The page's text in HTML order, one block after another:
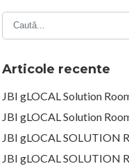
Articole recente
JBI gLOCAL Solution
JBI gLOCAL Solution
JBI gLOCAL SOLUTION
JBI gLOCAL SOLUTION